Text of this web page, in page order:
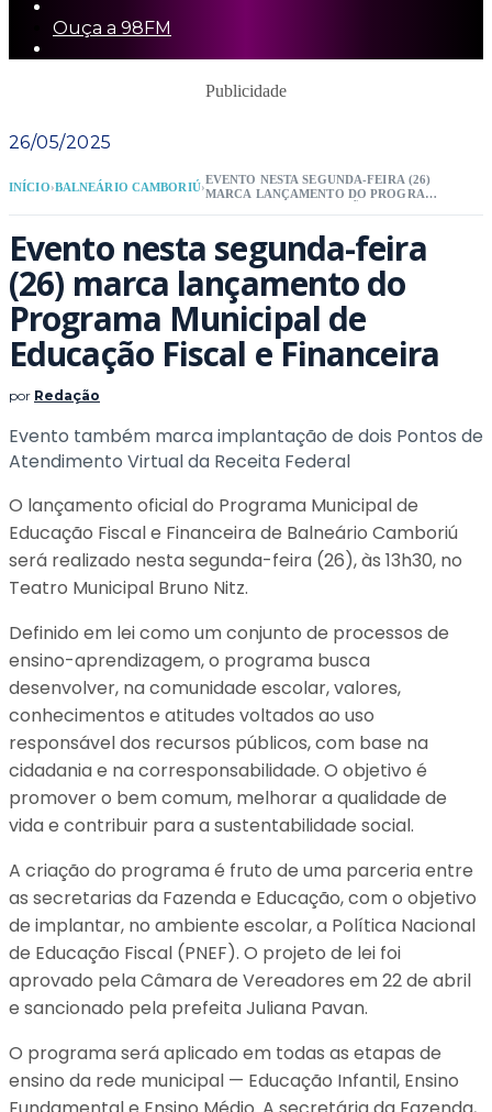
Ouça a 98FM
Publicidade
26/05/2025
INÍCIO›BALNEÁRIO CAMBORIÚ›
EVENTO NESTA SEGUNDA-FEIRA (26)
MARCA LANÇAMENTO DO PROGRAMA
Evento nesta segunda-feira
(26) marca lançamento do
Programa Municipal de
Educação Fiscal e Financeira
por Redação
Evento também marca implantação de dois Pontos de
Atendimento Virtual da Receita Federal
O lançamento oficial do Programa Municipal de
Educação Fiscal e Financeira de Balneário Camboriú
será realizado nesta segunda-feira (26), às 13h30, no
Teatro Municipal Bruno Nitz.
Definido em lei como um conjunto de processos de
ensino-aprendizagem, o programa busca
desenvolver, na comunidade escolar, valores,
conhecimentos e atitudes voltados ao uso
responsável dos recursos públicos, com base na
cidadania e na corresponsabilidade. O objetivo é
promover o bem comum, melhorar a qualidade de
vida e contribuir para a sustentabilidade social.
A criação do programa é fruto de uma parceria entre
as secretarias da Fazenda e Educação, com o objetivo
de implantar, no ambiente escolar, a Política Nacional
de Educação Fiscal (PNEF). O projeto de lei foi
aprovado pela Câmara de Vereadores em 22 de abril
e sancionado pela prefeita Juliana Pavan.
O programa será aplicado em todas as etapas de
ensino da rede municipal — Educação Infantil, Ensino